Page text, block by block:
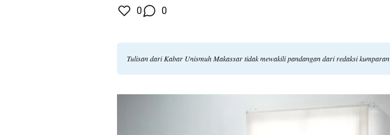
0 0
Tulisan dari Kabar Unismuh Makassar tidak mewakili pandangan dari redaksi kumparan